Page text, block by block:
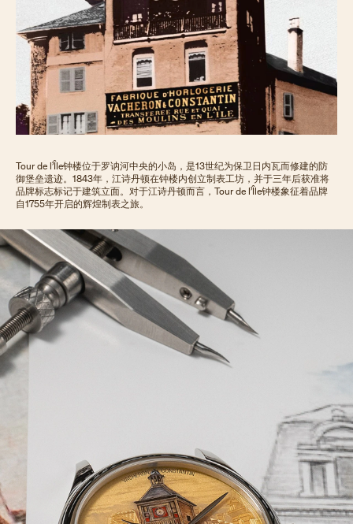
Tour de l’Île钟楼位于罗讷河中央的小岛，是13世纪为保卫日内瓦而修建的防
御堡垒遗迹。1843年，江诗丹顿在钟楼内创立制表工坊，并于三年后获准将
品牌标志标记于建筑立面。对于江诗丹顿而言，Tour de l’Île钟楼象征着品牌
自1755年开启的辉煌制表之旅。